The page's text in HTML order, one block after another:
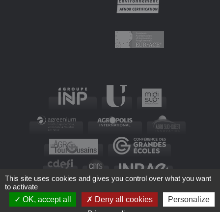
This site uses cookies and gives you control over what you want
to activate
OK, accept all
Deny all cookies
Personalize